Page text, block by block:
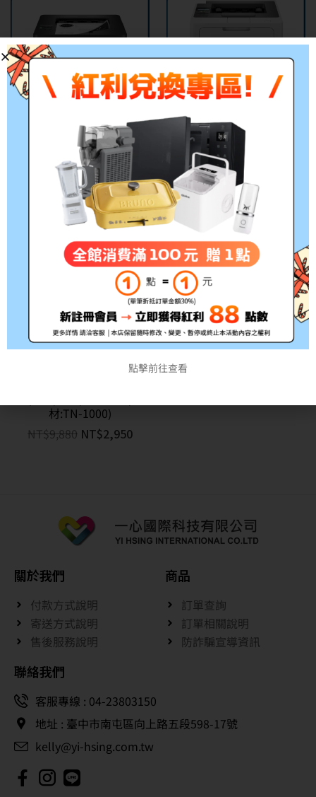
缺貨
BROTHER HL-L2460DW A4
無線黑白雷射自動雙面印表
機
6,990NT$ 4,990
BROTHER HL-L5210DN A4
商用高速黑白雷射印表機
NT$25,700– NT$
BROTHER 兄弟牌HL-
材:TN-1000)
NT$9,880 NT$2,950
關於我們
付款方式說明
寄送方式說明
售後服務說明
商品
訂單查詢
訂單相關說明
防詐騙宣導資訊
聯絡我們
客服專線 : 04-23803150
地址 : 臺中市南屯區向上路五段598-17號
kelly@yi-hsing.com.tw
點擊前往查看